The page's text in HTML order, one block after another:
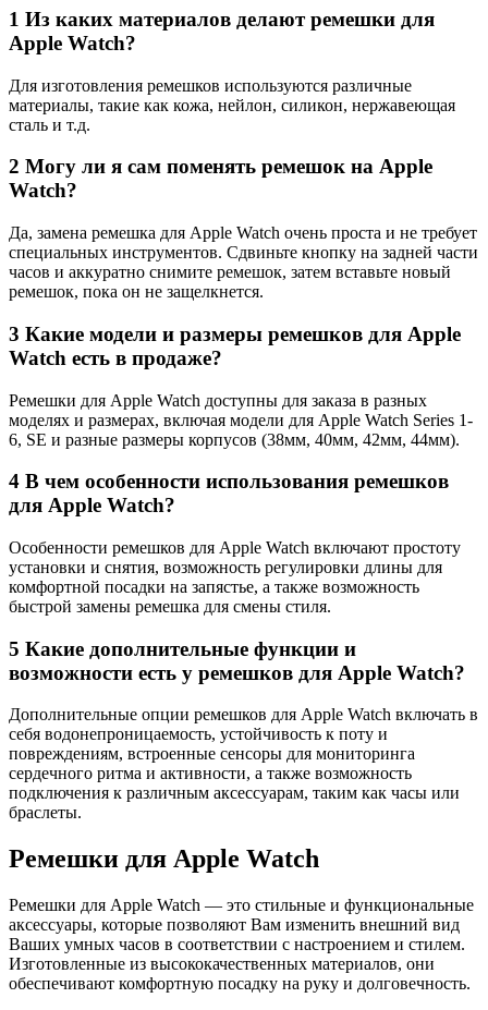
1 Из каких материалов делают ремешки для
Apple Watch?
Для изготовления ремешков используются различные
материалы, такие как кожа, нейлон, силикон, нержавеющая
сталь и т.д.
2 Могу ли я сам поменять ремешок на Apple
Watch?
Да, замена ремешка для Apple Watch очень проста и не требует
специальных инструментов. Сдвиньте кнопку на задней части
часов и аккуратно снимите ремешок, затем вставьте новый
ремешок, пока он не защелкнется.
3 Какие модели и размеры ремешков для Apple
Watch есть в продаже?
Ремешки для Apple Watch доступны для заказа в разных
моделях и размерах, включая модели для Apple Watch Series 1-
6, SE и разные размеры корпусов (38мм, 40мм, 42мм, 44мм).
4 В чем особенности использования ремешков
для Apple Watch?
Особенности ремешков для Apple Watch включают простоту
установки и снятия, возможность регулировки длины для
комфортной посадки на запястье, а также возможность
быстрой замены ремешка для смены стиля.
5 Какие дополнительные функции и
возможности есть у ремешков для Apple Watch?
Дополнительные опции ремешков для Apple Watch включать в
себя водонепроницаемость, устойчивость к поту и
повреждениям, встроенные сенсоры для мониторинга
сердечного ритма и активности, а также возможность
подключения к различным аксессуарам, таким как часы или
браслеты.
Ремешки для Apple Watch
Ремешки для Apple Watch — это стильные и функциональные
аксессуары, которые позволяют Вам изменить внешний вид
Ваших умных часов в соответствии с настроением и стилем.
Изготовленные из высококачественных материалов, они
обеспечивают комфортную посадку на руку и долговечность.